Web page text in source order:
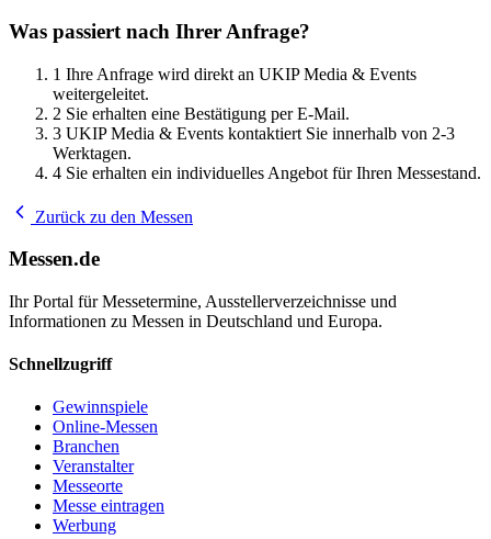
Was passiert nach Ihrer Anfrage?
1 Ihre Anfrage wird direkt an UKIP Media & Events
weitergeleitet.
2 Sie erhalten eine Bestätigung per E-Mail.
3 UKIP Media & Events kontaktiert Sie innerhalb von 2-3
Werktagen.
4 Sie erhalten ein individuelles Angebot für Ihren Messestand.
Zurück zu den Messen
Messen.de
Ihr Portal für Messetermine, Ausstellerverzeichnisse und
Informationen zu Messen in Deutschland und Europa.
Schnellzugriff
Gewinnspiele
Online-Messen
Branchen
Veranstalter
Messeorte
Messe eintragen
Werbung